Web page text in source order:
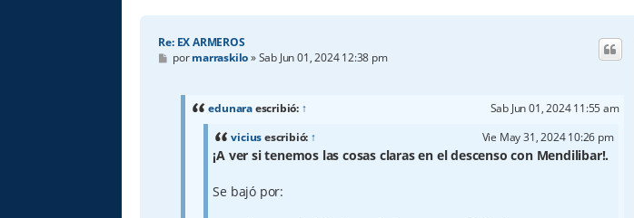
Re: EX ARMEROS
M
e
pormarraskilo»Sab Jun 01, 2024 12:38 pm
edunaraescribió: ↑
Sab Jun 01, 2024 11:55 am
viciusescribió: ↑ Vie May 31, 2024 10:26 pm
¡A ver si tenemos las cosas claras en el descenso con Mendilibar!.
Se bajó por: